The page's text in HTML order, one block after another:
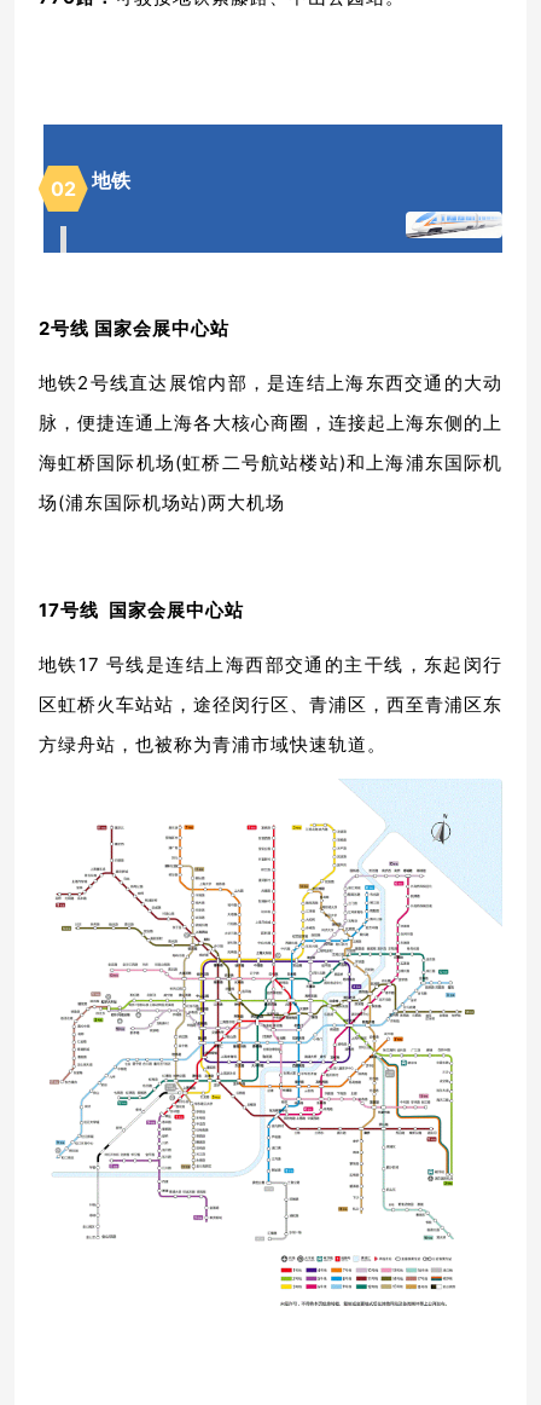
02 地铁
2号线 国家会展中心站
地铁2号线直达展馆内部，是连结上海东西交通的大动
脉，便捷连通上海各大核心商圈，连接起上海东侧的上
海虹桥国际机场(虹桥二号航站楼站)和上海浦东国际机
场(浦东国际机场站)两大机场
17号线 国家会展中心站
地铁17 号线是连结上海西部交通的主干线，东起闵行
区虹桥火车站站，途径闵行区、青浦区，西至青浦区东
方绿舟站，也被称为青浦市域快速轨道。